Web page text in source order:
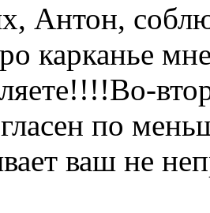
Антон,
карканье
по
ваш не